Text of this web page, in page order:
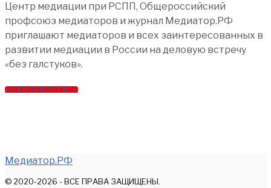
Центр медиации при РСПП, Общероссийский
профсоюз медиаторов и журнал Медиатор.РФ
приглашают медиаторов и всех заинтересованных в
развитии медиации в России на деловую встречу
«без галстуков».
ПОДРОБНОСТИ →
Медиатор.РФ
© 2020-2026 - ВСЕ ПРАВА ЗАЩИЩЕНЫ.